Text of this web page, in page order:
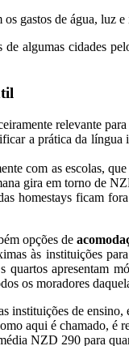
gastos de água,
de algumas cidades
relevante
a prática da língua
com as escolas,
gira em torno de
homestays ficam
opções de
às instituições
apresentam
os moradores
instituições de
aqui é chamado, é
NZD 290 para